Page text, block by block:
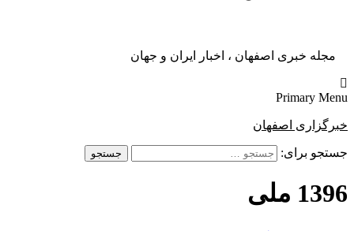
مجله خبری اصفهان ، اخبار ایران و جهان
Primary Menu
خبرگزاری اصفهان
جستجو برای:
1396 ملی